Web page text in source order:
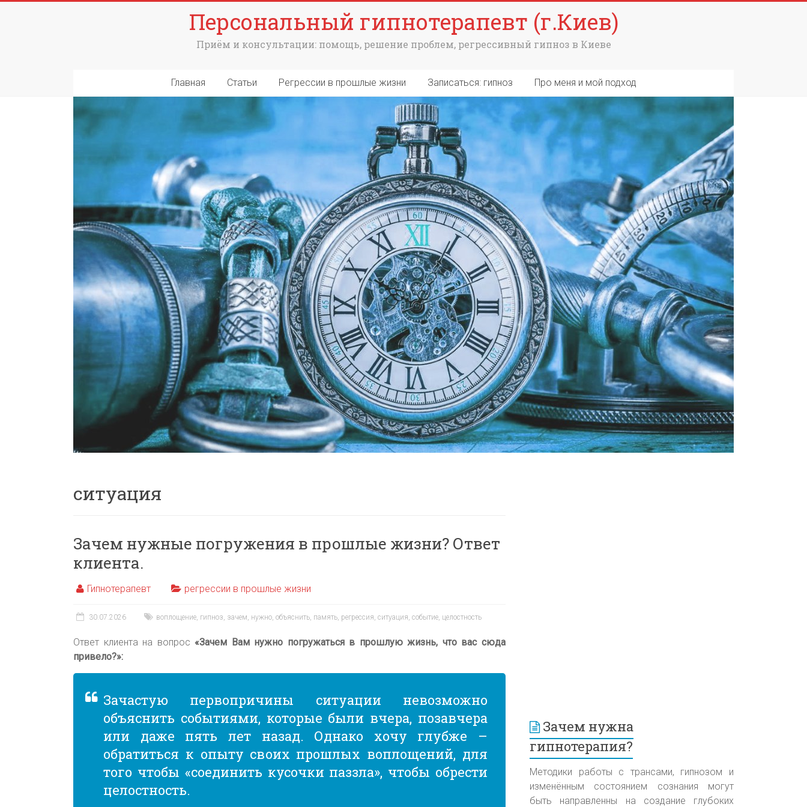
Персональный гипнотерапевт (г.Киев)
Приём и консультации: помощь, решение проблем, регрессивный гипноз в Киеве
Главная Статьи Регрессии в прошлые жизни Записаться: гипноз Про меня и мой подход
ситуация
Зачем нужные погружения в прошлые жизни? Ответ
клиента.
Гипнотерапевт регрессии в прошлые жизни
30.07.2026 воплощение, гипноз, зачем, нужно, объяснить, память, регрессия, ситуация, событие, целостность
Ответ клиента на вопрос«Зачем Вам нужно погружаться в прошлую жизнь, что вас сюда
привело?»:
Зачастую первопричины ситуации невозможно
объяснить событиями, которые были вчера, позавчера
или даже пять лет назад. Однако хочу глубже –
обратиться к опыту своих прошлых воплощений, для
того чтобы «соединить кусочки паззла», чтобы обрести
целостность.
Зачем нужна
гипнотерапия?
Методики работы с трансами, гипнозом и
изменённым состоянием сознания могут
быть направленны на создание глубоких